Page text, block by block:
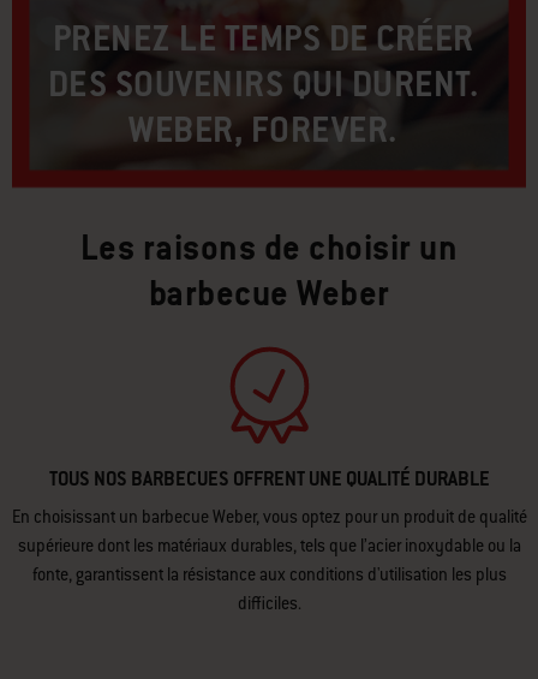
PRENEZ LE TEMPS DE CRÉER
DES SOUVENIRS QUI DURENT.
WEBER, FOREVER.​
Les raisons de choisir un
TOUS NOS BARBECUES OFFRENT UNE QUALITÉ DURABLE
En choisissant un barbecue Weber, vous optez pour un produit de qualité
supérieure dont les matériaux durables, tels que l’acier inoxydable ou la
fonte, garantissent la résistance aux conditions d'utilisation les plus